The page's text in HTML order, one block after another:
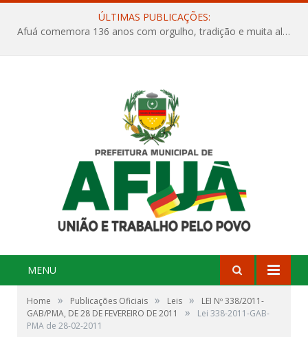
ÚLTIMAS PUBLICAÇÕES:
Afuá comemora 136 anos com orgulho, tradição e muita alegria na Quadra Dr. Nelson Salomão
MENU
Home » Publicações Oficiais » Leis »
LEI Nº 338/2011-
GAB/PMA, DE 28 DE FEVEREIRO DE 2011
»
Lei 338-2011-GAB-
PMA de 28-02-2011